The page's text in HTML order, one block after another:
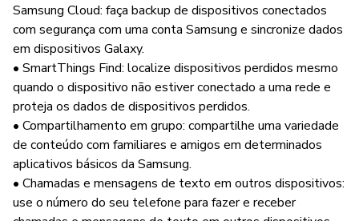
Samsung Cloud: faça backup de dispositivos conectados
com segurança com uma conta Samsung e sincronize dados
em dispositivos Galaxy.
• SmartThings Find: localize dispositivos perdidos mesmo
quando o dispositivo não estiver conectado a uma rede e
proteja os dados de dispositivos perdidos.
• Compartilhamento em grupo: compartilhe uma variedade
de conteúdo com familiares e amigos em determinados
aplicativos básicos da Samsung.
• Chamadas e mensagens de texto em outros dispositivos:
use o número do seu telefone para fazer e receber